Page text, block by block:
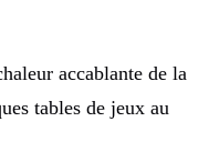
accablante de la
tables de jeux au